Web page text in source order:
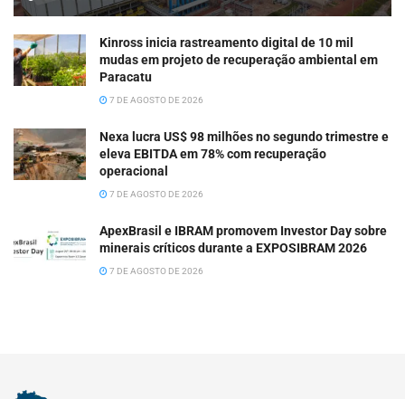
Kinross inicia rastreamento digital de 10 mil
mudas em projeto de recuperação ambiental em
Paracatu
7 DE AGOSTO DE 2026
Nexa lucra US$ 98 milhões no segundo trimestre e
eleva EBITDA em 78% com recuperação
operacional
7 DE AGOSTO DE 2026
ApexBrasil e IBRAM promovem Investor Day sobre
minerais críticos durante a EXPOSIBRAM 2026
7 DE AGOSTO DE 2026